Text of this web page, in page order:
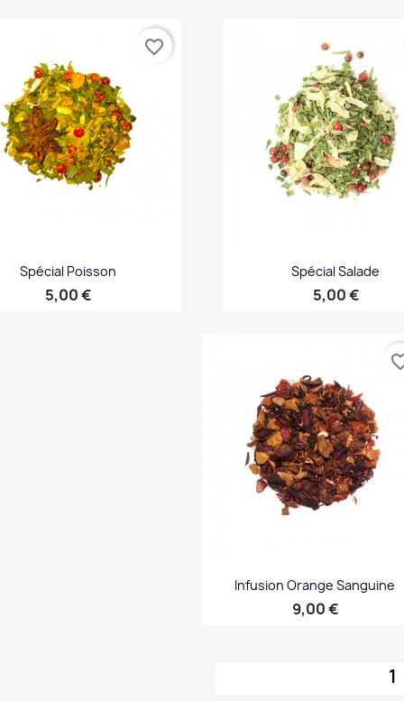
Spécial Poisson
Prix
5,00 €
favorite_border
Spécial Salade
Prix
5,00 €
Infusion Orange Sanguine
Prix
9,00 €
1